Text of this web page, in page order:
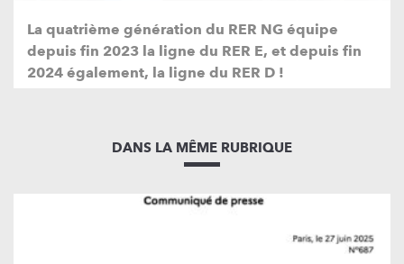
La quatrième génération du RER NG équipe
depuis fin 2023 la ligne du RER E, et depuis fin
2024 également, la ligne du RER D !
DANS LA MÊME RUBRIQUE